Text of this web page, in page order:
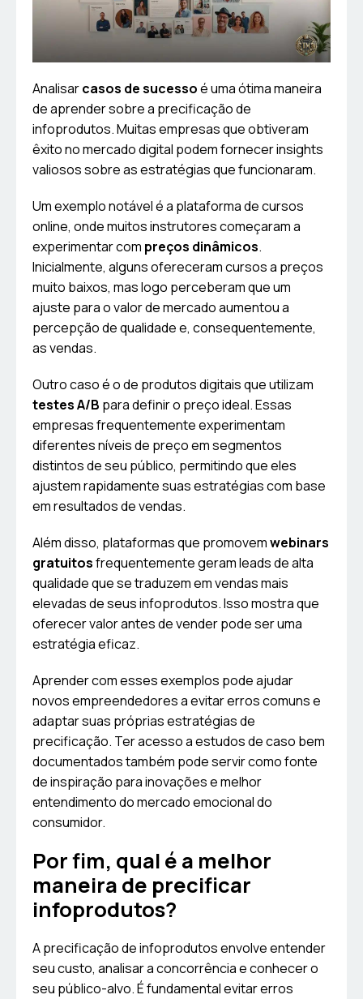
Analisarcasos de sucessoé uma ótima maneira
de aprender sobre a precificação de
infoprodutos. Muitas empresas que obtiveram
êxito no mercado digital podem fornecer insights
valiosos sobre as estratégias que funcionaram.
Um exemplo notável é a plataforma de cursos
online, onde muitos instrutores começaram a
experimentar com preços dinâmicos.
Inicialmente, alguns ofereceram cursos a preços
muito baixos, mas logo perceberam que um
ajuste para o valor de mercado aumentou a
percepção de qualidade e, consequentemente,
as vendas.
Outro caso é o de produtos digitais que utilizam
testes A/B para definir o preço ideal. Essas
empresas frequentemente experimentam
diferentes níveis de preço em segmentos
distintos de seu público, permitindo que eles
ajustem rapidamente suas estratégias com base
em resultados de vendas.
Além disso, plataformas que promovemwebinars
gratuitosfrequentemente geram leads de alta
qualidade que se traduzem em vendas mais
elevadas de seus infoprodutos. Isso mostra que
oferecer valor antes de vender pode ser uma
estratégia eficaz.
Aprender com esses exemplos pode ajudar
novos empreendedores a evitar erros comuns e
adaptar suas próprias estratégias de
precificação. Ter acesso a estudos de caso bem
documentados também pode servir como fonte
de inspiração para inovações e melhor
entendimento do mercado emocional do
consumidor.
Por fim, qual é a melhor
maneira de precificar
infoprodutos?
A precificação de infoprodutos envolve entender
seu custo, analisar a concorrência e conhecer o
seu público-alvo. É fundamental evitar erros